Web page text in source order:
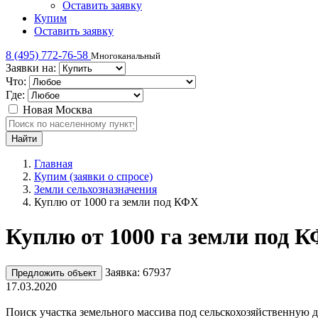
Оставить заявку
Купим
Оставить заявку
8 (495) 772-76-58 Многоканальный
Заявки на:
Что:
Где:
Новая Москва
Главная
Купим (заявки о спросе)
Земли сельхозназначения
Куплю от 1000 га земли под КФХ
Куплю от 1000 га земли под
Предложить объект
Заявка: 67937
17.03.2020
Поиск участка земельного массива под сельскохозяйственную